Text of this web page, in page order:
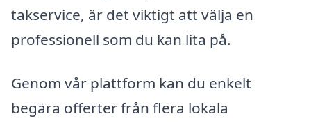
takservice, är det viktigt att välja en
professionell som du kan lita på.
Genom vår plattform kan du enkelt
begära offerter från flera lokala